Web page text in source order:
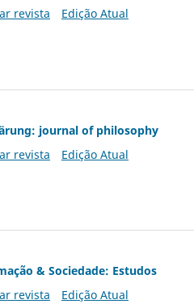
revista
Edição Atual
journal of philosophy
revista
Edição Atual
& Sociedade: Estudos
revista
Edição Atual